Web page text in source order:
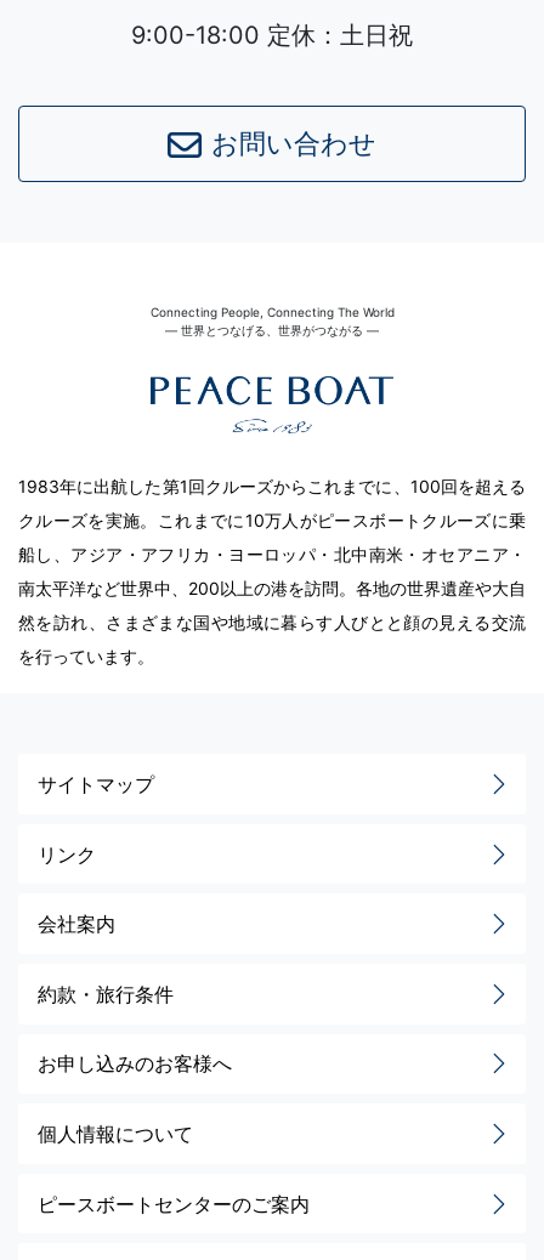
Leaflet|©OpenStreetMapcontributors
9:00-18:00 定休：土日祝
お問い合わせ
Connecting People, Connecting The World
― 世界とつなげる、世界がつながる ―
1983年に出航した第1回クルーズからこれまでに、100回を超える
クルーズを実施。これまでに10万人がピースボートクルーズに乗
船し、アジア・アフリカ・ヨーロッパ・北中南米・オセアニア・
南太平洋など世界中、200以上の港を訪問。各地の世界遺産や大自
然を訪れ、さまざまな国や地域に暮らす人びとと顔の見える交流
を行っています。
サイトマップ
リンク
会社案内
約款・旅行条件
お申し込みのお客様へ
個人情報について
ピースボートセンターのご案内